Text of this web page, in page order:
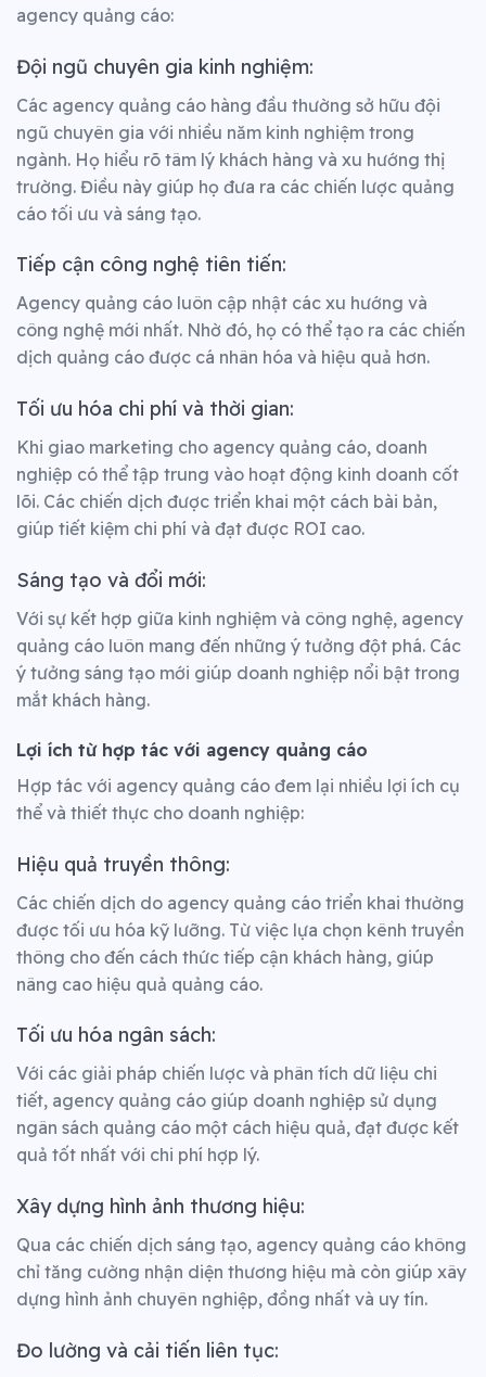
agency quảng cáo:
Đội ngũ chuyên gia kinh nghiệm:
Các agency quảng cáo hàng đầu thường sở hữu đội
ngũ chuyên gia với nhiều năm kinh nghiệm trong
ngành. Họ hiểu rõ tâm lý khách hàng và xu hướng thị
trường. Điều này giúp họ đưa ra các chiến lược quảng
cáo tối ưu và sáng tạo.
Tiếp cận công nghệ tiên tiến:
Agency quảng cáo luôn cập nhật các xu hướng và
công nghệ mới nhất. Nhờ đó, họ có thể tạo ra các chiến
dịch quảng cáo được cá nhân hóa và hiệu quả hơn.
Tối ưu hóa chi phí và thời gian:
Khi giao marketing cho agency quảng cáo, doanh
nghiệp có thể tập trung vào hoạt động kinh doanh cốt
lõi. Các chiến dịch được triển khai một cách bài bản,
giúp tiết kiệm chi phí và đạt được ROI cao.
Sáng tạo và đổi mới:
Với sự kết hợp giữa kinh nghiệm và công nghệ, agency
quảng cáo luôn mang đến những ý tưởng đột phá. Các
ý tưởng sáng tạo mới giúp doanh nghiệp nổi bật trong
mắt khách hàng.
Lợi ích từ hợp tác với agency quảng cáo
Hợp tác với agency quảng cáo đem lại nhiều lợi ích cụ
thể và thiết thực cho doanh nghiệp:
Hiệu quả truyền thông:
Các chiến dịch do agency quảng cáo triển khai thường
được tối ưu hóa kỹ lưỡng. Từ việc lựa chọn kênh truyền
thông cho đến cách thức tiếp cận khách hàng, giúp
nâng cao hiệu quả quảng cáo.
Tối ưu hóa ngân sách:
Với các giải pháp chiến lược và phân tích dữ liệu chi
tiết, agency quảng cáo giúp doanh nghiệp sử dụng
ngân sách quảng cáo một cách hiệu quả, đạt được kết
quả tốt nhất với chi phí hợp lý.
Xây dựng hình ảnh thương hiệu:
Qua các chiến dịch sáng tạo, agency quảng cáo không
chỉ tăng cường nhận diện thương hiệu mà còn giúp xây
dựng hình ảnh chuyên nghiệp, đồng nhất và uy tín.
Đo lường và cải tiến liên tục: